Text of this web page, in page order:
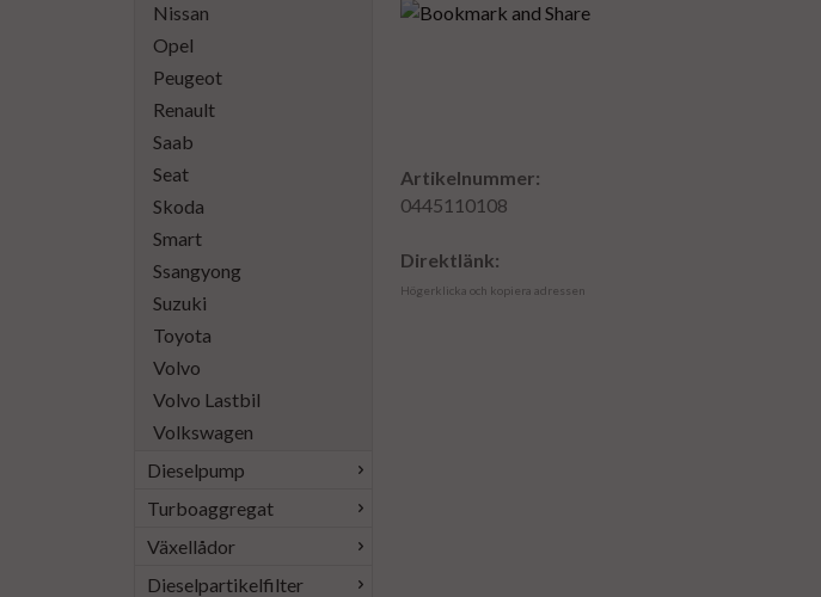
Nissan
Opel
Peugeot
Renault
Saab
Seat
Skoda
Smart
Ssangyong
Suzuki
Toyota
Volvo
Volvo Lastbil
Volkswagen
Dieselpump
Turboaggregat
Växellådor
Dieselpartikelfilter
Artikelnummer:
0445110108
Direktlänk:
Högerklicka och kopiera adressen